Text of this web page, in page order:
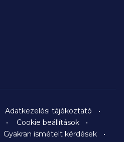
Adatkezelési tájékoztató
Cookie beállítások
Gyakran ismételt kérdések